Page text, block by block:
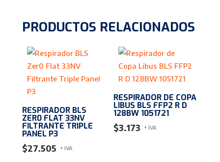
PRODUCTOS RELACIONADOS
RESPIRADOR BLS
ZER0 FLAT 33NV
FILTRANTE TRIPLE
PANEL P3
$27.505 + IVA
RESPIRADOR DE COPA
LIBUS BLS FFP2 R D
128BW 1051721
$3.173 + IVA